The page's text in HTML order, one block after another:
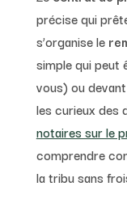
précise qui
s’organise le
simple qui peut
vous) ou
les curieux des
notaires sur le
comprendre
la tribu sans